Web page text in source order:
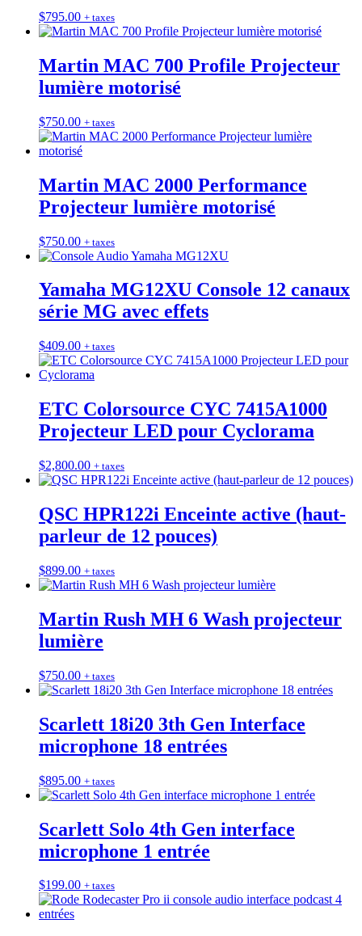
$795.00 + taxes
Martin MAC 700 Profile Projecteur
lumière motorisé
$750.00 + taxes
Martin MAC 2000 Performance
Projecteur lumière motorisé
$750.00 + taxes
Yamaha MG12XU Console 12 canaux
série MG avec effets
$409.00 + taxes
ETC Colorsource CYC 7415A1000
Projecteur LED pour Cyclorama
$2,800.00 + taxes
QSC HPR122i Enceinte active (haut-
parleur de 12 pouces)
$899.00 + taxes
Martin Rush MH 6 Wash projecteur
lumière
$750.00 + taxes
Scarlett 18i20 3th Gen Interface
microphone 18 entrées
$895.00 + taxes
Scarlett Solo 4th Gen interface
microphone 1 entrée
$199.00 + taxes